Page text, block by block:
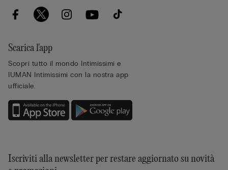
Scarica l'app
Scopri tutto il mondo Intimissimi e
IUMAN Intimissimi con la nostra app
ufficiale.
Iscriviti alla newsletter per restare aggiornato su novità